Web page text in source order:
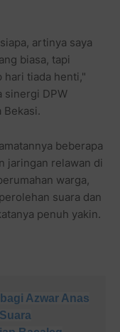
artinya saya
biasa, tapi
hari tiada henti,"
sinergi DPW
Bekasi.
beberapa
jaringan relawan di
warga,
suara dan
penuh yakin.
Azwar Anas